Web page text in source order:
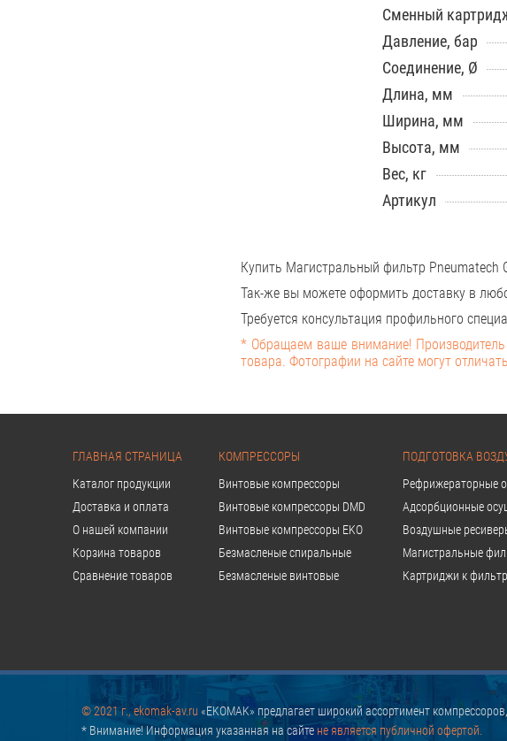
Сменный
Давление, бар
Соединение, Ø
Длина, мм
Ширина, мм
Высота, мм
Вес, кг
Артикул
Купить Магистральный фильтр Pneumatech
Так-же вы можете оформить доставку в
Требуется консультация профильного
* Обращаем ваше внимание!
товара. Фотографии на сайте могут
ГЛАВНАЯ СТРАНИЦА
Каталог продукции
Доставка и оплата
О нашей компании
Корзина товаров
Сравнение товаров
КОМПРЕССОРЫ
Винтовые компрессоры
Винтовые компрессоры DMD
Винтовые компрессоры EKO
Безмасленые спиральные
Безмасленые винтовые
ПОДГОТОВКА
Рефрижераторные
Адсорбционные
Воздушные
Магистральные
Картриджи к
© 2021 г., ekomak-av.ru «EKOMAK» предлагает широкий ассортимент
* Внимание! Информация указанная на сайте не является публичной офертой.